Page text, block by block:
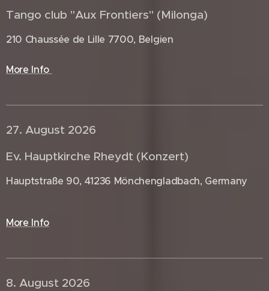
Tango club "Aux Frontiers" (Milonga)
210 Chaussée de Lille 7700, Belgien
More Info
27. August 2026 🇩🇪
Ev. Hauptkirche Rheydt (Konzert)
Hauptstraße 90, 41236 Mönchengladbach, Germany
More Info
8. August 2026 🇩🇪